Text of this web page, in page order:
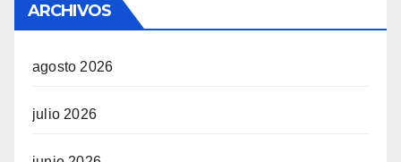
ARCHIVOS
agosto 2026
julio 2026